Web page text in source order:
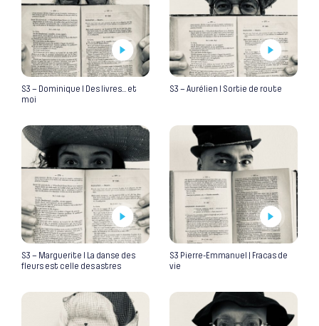
S3 – Dominique I Des livres… et
moi
S3 – Aurélien I Sortie de route
S3 – Marguerite I La danse des
fleurs est celle des astres
S3 Pierre-Emmanuel | Fracas de
vie